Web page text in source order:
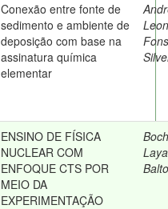
Conexão entre fonte de
sedimento e ambiente de
deposição com base na
assinatura química
elementar
ENSINO DE FÍSICA
NUCLEAR COM
ENFOQUE CTS POR
MEIO DA
EXPERIMENTAÇÃO